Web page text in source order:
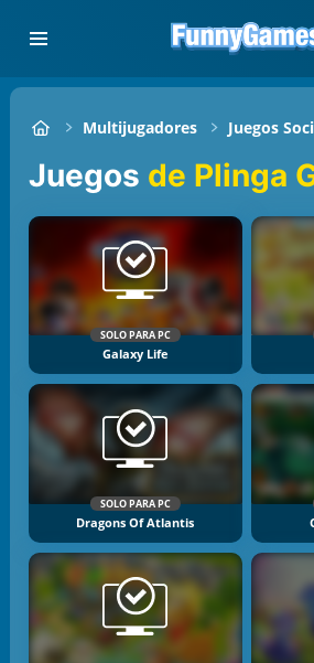
Multijugadores Juegos
Juegos de Plinga
SOLO PARA PC
Galaxy Life
SOLO PARA PC
Dragons Of Atlantis